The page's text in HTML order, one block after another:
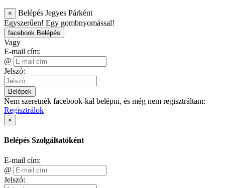
×
Belépés Jegyes Párként
Egyszerűen! Egy gombnyomással!
facebook Belépés
Vagy
E-mail cím:
@
Jelszó:
Belépek
Nem szeretnék facebook-kal belépni, és még nem regisztráltam:
Regisztrálok
×
Belépés Szolgáltatóként
E-mail cím:
@
Jelszó: